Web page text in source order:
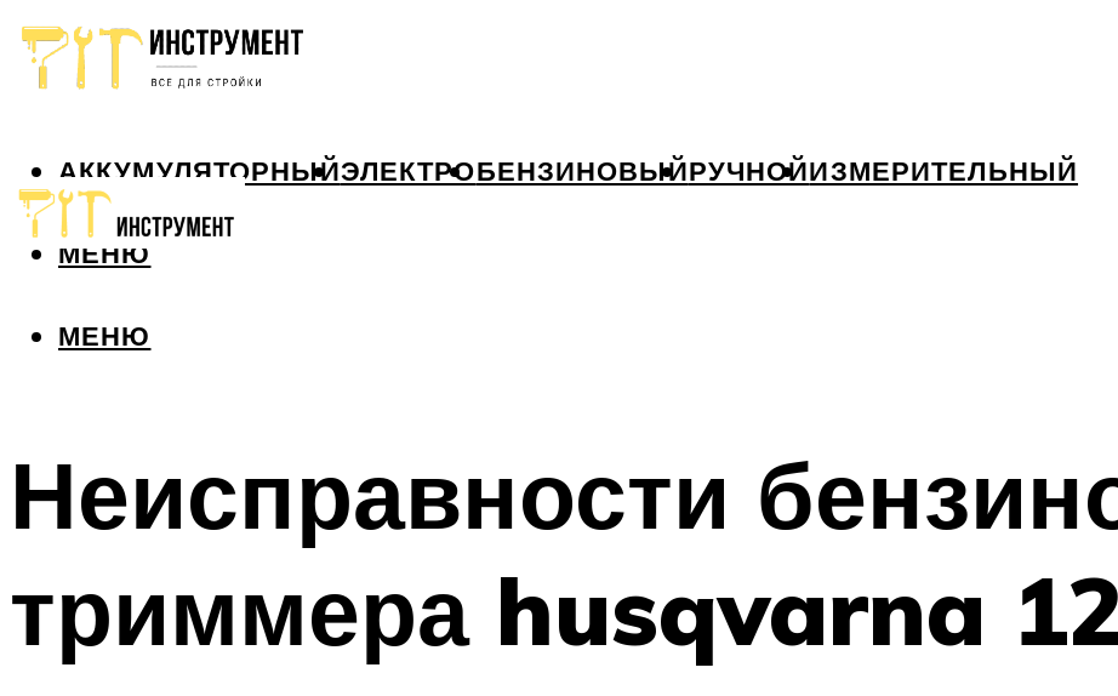
АККУМУЛЯТОРНЫЙЭЛЕКТРОБЕНЗИНОВЫЙРУЧНОЙИЗМЕРИТЕЛЬНЫЙ
МЕНЮ
МЕНЮ
Неисправности
триммера husqvarna